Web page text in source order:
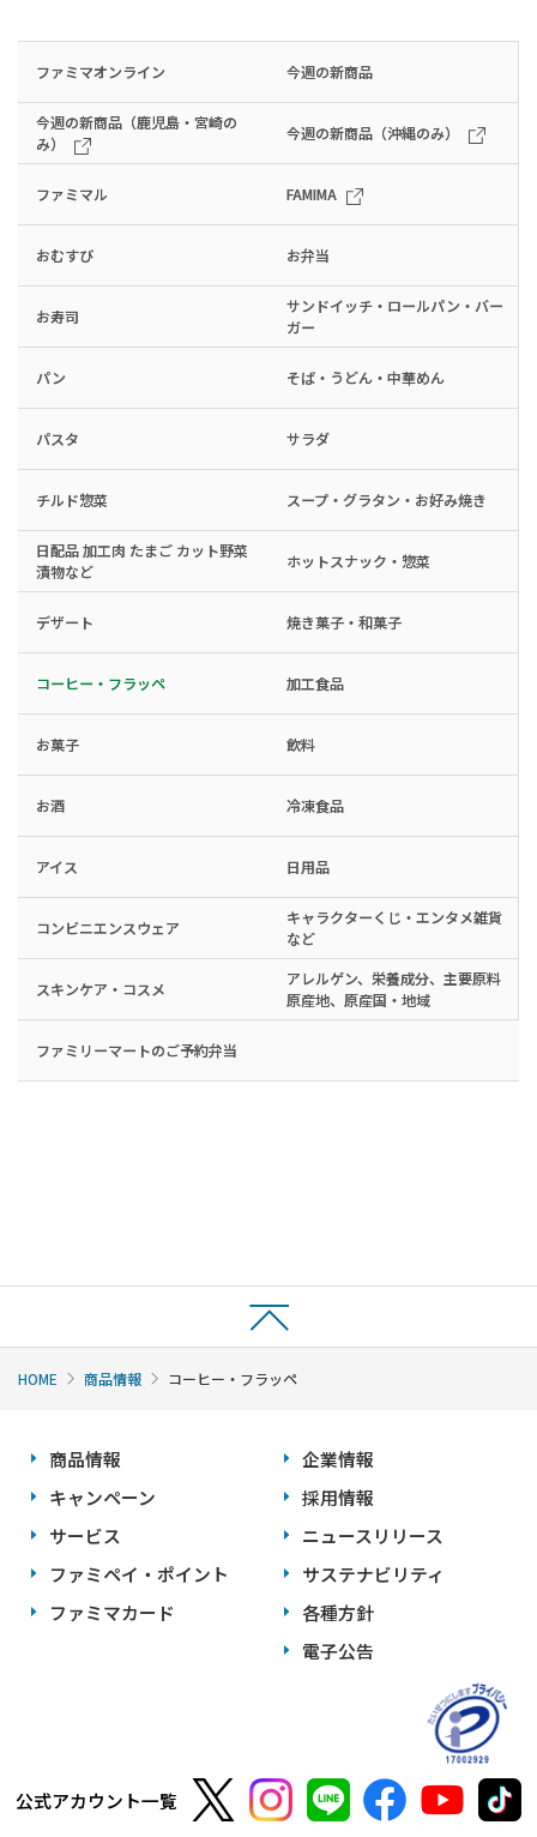
ファミマオンライン 今週の新商品
今週の新商品（鹿児島・宮崎の
み）
今週の新商品（沖縄のみ）
ファミマル FAMIMA
おむすび お弁当
お寿司
サンドイッチ・ロールパン・バー
ガー
パン そば・うどん・中華めん
パスタ サラダ
チルド惣菜 スープ・グラタン・お好み焼き
日配品 加工肉 たまご カット野菜
漬物など
ホットスナック・惣菜
デザート 焼き菓子・和菓子
コーヒー・フラッペ 加工食品
お菓子 飲料
お酒 冷凍食品
アイス 日用品
コンビニエンスウェア
キャラクターくじ・エンタメ雑貨
など
スキンケア・コスメ
アレルゲン、栄養成分、主要原料
原産地、原産国・地域
ファミリーマートのご予約弁当
HOME 商品情報 コーヒー・フラッペ
商品情報
キャンペーン
サービス
ファミペイ・ポイント
ファミマカード
企業情報
採用情報
ニュースリリース
サステナビリティ
各種方針
電子公告
公式アカウント一覧